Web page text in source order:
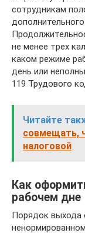
сотрудникам
не менее трех
каком режиме
день или
119 Трудового
Читайте
совмещать,
налоговой
Как
рабочем дне
Порядок выхода